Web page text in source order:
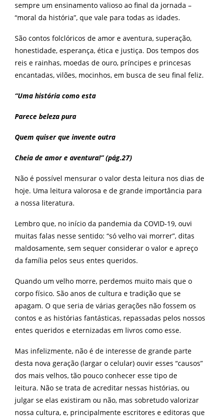
sempre um ensinamento valioso ao final da jornada –
“moral da história”, que vale para todas as idades.
São contos folclóricos de amor e aventura, superação,
honestidade, esperança, ética e justiça. Dos tempos dos
reis e rainhas, moedas de ouro, príncipes e princesas
encantadas, vilões, mocinhos, em busca de seu final feliz.
“Uma história como esta
Parece beleza pura
Quem quiser que invente outra
Cheia de amor e aventura!” (pág.27)
Não é possível mensurar o valor desta leitura nos dias de
hoje. Uma leitura valorosa e de grande importância para
a nossa literatura.
Lembro que, no início da pandemia da COVID-19, ouvi
muitas falas nesse sentido: “só velho vai morrer”, ditas
maldosamente, sem sequer considerar o valor e apreço
da família pelos seus entes queridos.
Quando um velho morre, perdemos muito mais que o
corpo físico. São anos de cultura e tradição que se
apagam. O que seria de várias gerações não fossem os
contos e as histórias fantásticas, repassadas pelos nossos
entes queridos e eternizadas em livros como esse.
Mas infelizmente, não é de interesse de grande parte
desta nova geração (largar o celular) ouvir esses “causos”
dos mais velhos, tão pouco conhecer esse tipo de
leitura. Não se trata de acreditar nessas histórias, ou
julgar se elas existiram ou não, mas sobretudo valorizar
nossa cultura, e, principalmente escritores e editoras que